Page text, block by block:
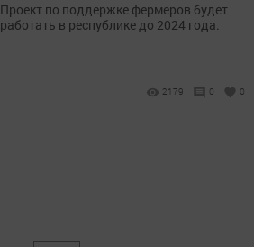
Проект по поддержке фермеров будет
работать в республике до 2024 года.
2179 0 0